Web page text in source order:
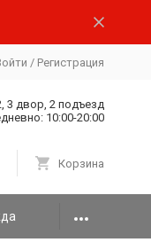
/ Регистрация
3 двор, 2 подъезд
10:00-20:00
Корзина